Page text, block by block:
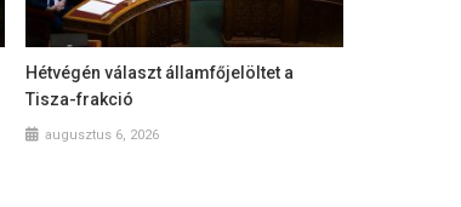
Hétvégén választ államfőjelöltet a
Tisza-frakció
augusztus 6, 2026